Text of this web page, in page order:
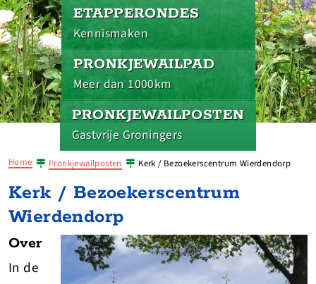
ETAPPERONDES
Kennismaken
PRONKJEWAILPAD
Meer dan 1000km
PRONKJEWAILPOSTEN
Gastvrije Groningers
Home Pronkjewailposten Kerk / Bezoekerscentrum Wierdendorp
Kerk / Bezoekerscentrum
Wierdendorp
Over
In de